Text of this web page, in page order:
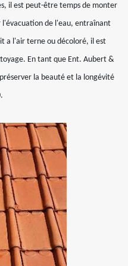
il est peut-être temps de monter
l'évacuation de l'eau, entraînant
a l'air terne ou décoloré, il est
En tant que Ent. Aubert &
la beauté et la longévité